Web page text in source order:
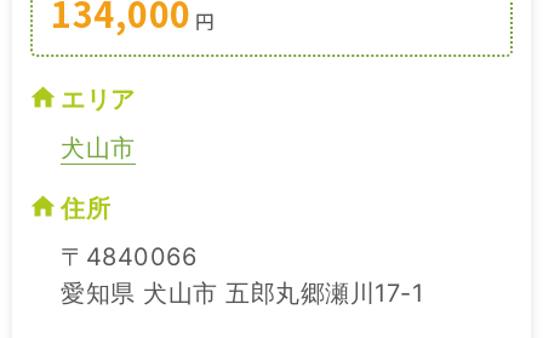
134,000 円
エリア
犬山市
住所
〒4840066
愛知県 犬山市 五郎丸郷瀬川17-1